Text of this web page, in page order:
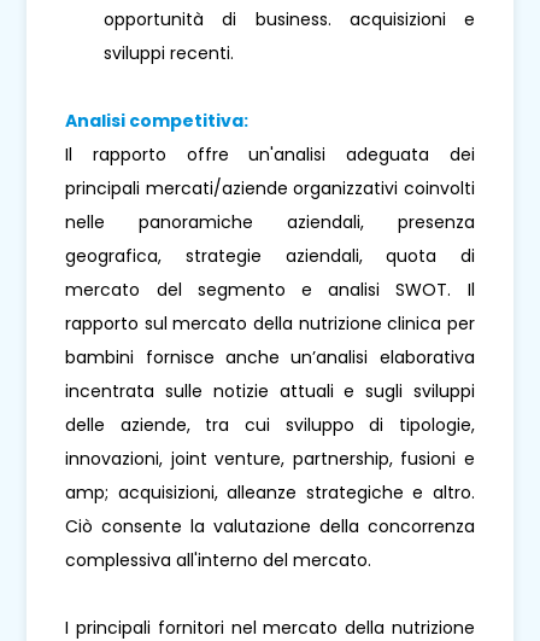
opportunità di business. acquisizioni e
sviluppi recenti.
Analisi competitiva:
Il rapporto offre un'analisi adeguata dei
principali mercati/aziende organizzativi coinvolti
nelle panoramiche aziendali, presenza
geografica, strategie aziendali, quota di
mercato del segmento e analisi SWOT. Il
rapporto sul mercato della nutrizione clinica per
bambini fornisce anche un’analisi elaborativa
incentrata sulle notizie attuali e sugli sviluppi
delle aziende, tra cui sviluppo di tipologie,
innovazioni, joint venture, partnership, fusioni e
amp; acquisizioni, alleanze strategiche e altro.
Ciò consente la valutazione della concorrenza
complessiva all'interno del mercato.
I principali fornitori nel mercato della nutrizione